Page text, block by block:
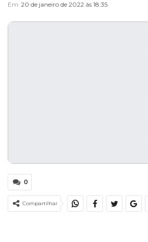
Em 20 de janeiro de 2022 ás 18:35
0
Compartilhar